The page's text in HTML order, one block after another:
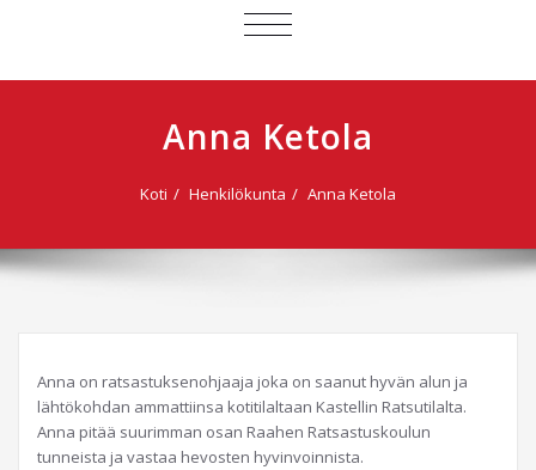
AVAA/SULJE
Anna Ketola
Koti Henkilökunta Anna Ketola
Anna on ratsastuksenohjaaja joka on saanut hyvän alun ja
lähtökohdan ammattiinsa kotitilaltaan Kastellin Ratsutilalta.
Anna pitää suurimman osan Raahen Ratsastuskoulun
tunneista ja vastaa hevosten hyvinvoinnista.